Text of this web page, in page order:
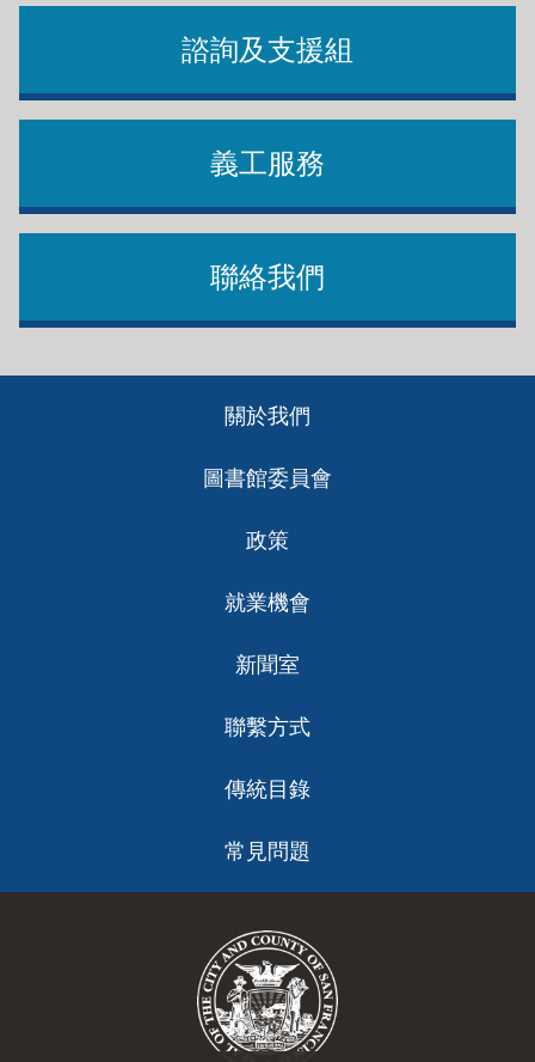
諮詢及支援組
義工服務
聯絡我們
關於我們
圖書館委員會
政策
就業機會
新聞室
聯繫方式
傳統目錄
常見問題